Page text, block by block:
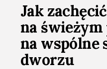
Jak
na świeżym
na wspólne
dworzu